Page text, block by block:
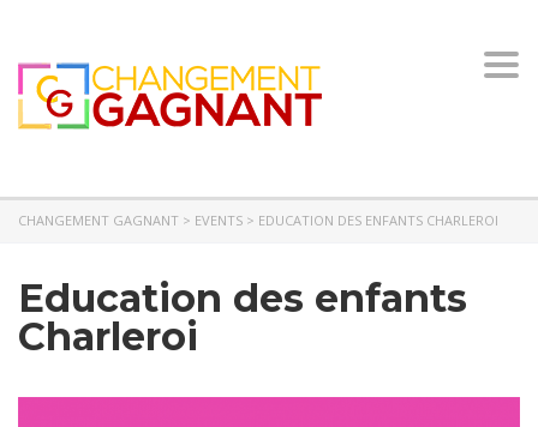
CHANGEMENT GAGNANT > EVENTS > EDUCATION DES ENFANTS CHARLEROI
Education des enfants
Charleroi